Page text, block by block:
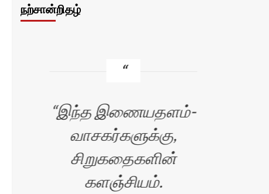
நற்சான்றிதழ்
இந்த இணையதளம்-
வாசகர்களுக்கு,
சிறுகதைகளின்
களஞ்சியம்.